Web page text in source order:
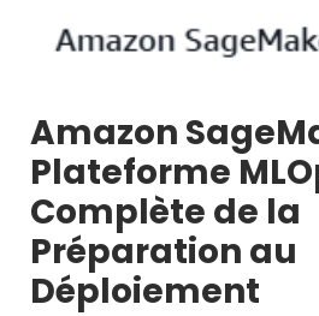
Amazon
Plateforme
Complète de la
Préparation au
Déploiement